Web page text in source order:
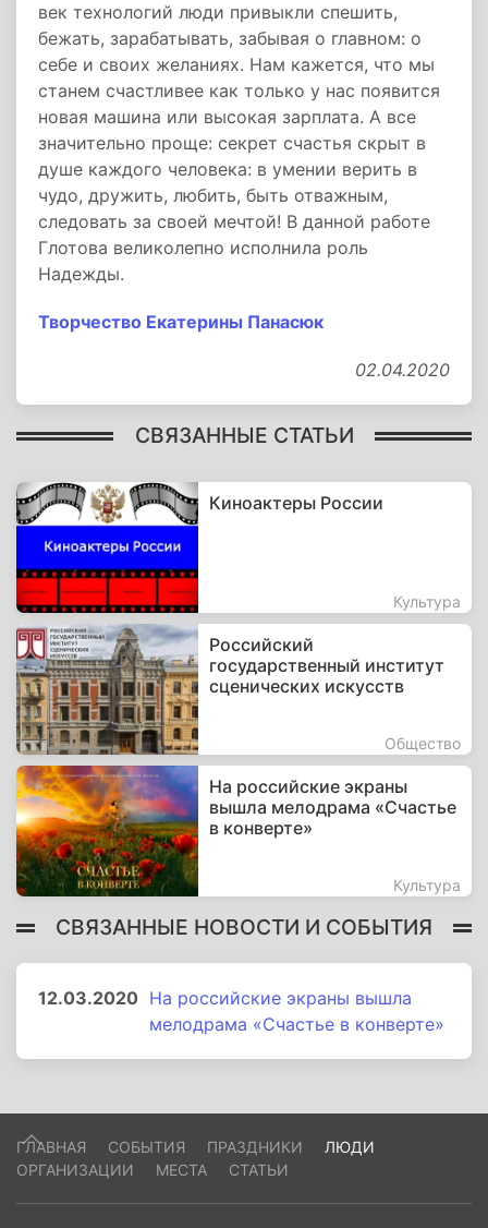
век технологий люди привыкли спешить,
бежать, зарабатывать, забывая о главном: о
себе и своих желаниях. Нам кажется, что мы
станем счастливее как только у нас появится
новая машина или высокая зарплата. А все
значительно проще: секрет счастья скрыт в
душе каждого человека: в умении верить в
чудо, дружить, любить, быть отважным,
следовать за своей мечтой! В данной работе
Глотова великолепно исполнила роль
Надежды.
Творчество Екатерины Панасюк
02.04.2020
СВЯЗАННЫЕ СТАТЬИ
Киноактеры России
Культура
Российский
государственный институт
сценических искусств
Общество
На российские экраны
вышла мелодрама «Счастье
в конверте»
Культура
СВЯЗАННЫЕ НОВОСТИ И СОБЫТИЯ
12.03.2020 На российские экраны вышла
мелодрама «Счастье в конверте»
ГЛАВНАЯ СОБЫТИЯ ПРАЗДНИКИ
ЛЮДИ
ОРГАНИЗАЦИИ
МЕСТА СТАТЬИ